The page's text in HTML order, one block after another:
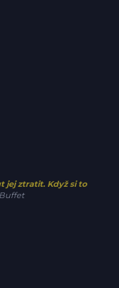
jej ztratit. Když si to